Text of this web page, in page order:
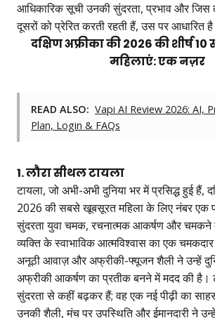
आधिकारिक सूची उनकी सुंदरता, प्रभाव और जिस
दूसरों को प्रेरित करती रहती हैं, उस पर आधारित
दक्षिण अफ्रीका की 2026 की शीर्ष
महिलाएं: एक नज़र
READ ALSO: Vapi AI Review 2026: AI,
Plan, Login & FAQs
1. लौरा सीथल टायला
टायला, जो अभी-अभी दुनिया भर में प्रसिद्ध हुई हैं,
2026 की सबसे खूबसूरत महिला के लिए नंबर एक
सुंदरता युवा चमक, रचनात्मक आकर्षण और चमकने
व्यक्ति के स्वाभाविक आत्मविश्वास का एक
अनूठी आवाज़ और अफ्रीकी-फ्यूजन शैली ने उन्हें
अफ्रीकी आकर्षण का प्रतीक बनने में मदद की है।
सुंदरता से कहीं बढ़कर हैं; वह एक नई पीढ़ी का
उनकी शैली, मंच पर उपस्थिति और ईमानदारी ने